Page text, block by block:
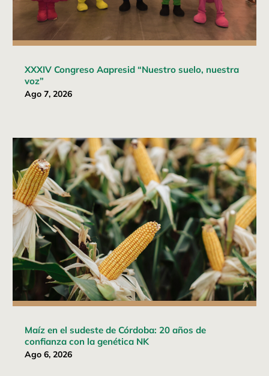
XXXIV Congreso Aapresid “Nuestro suelo, nuestra
voz”
Ago 7, 2026
Maíz en el sudeste de Córdoba: 20 años de
confianza con la genética NK
Ago 6, 2026